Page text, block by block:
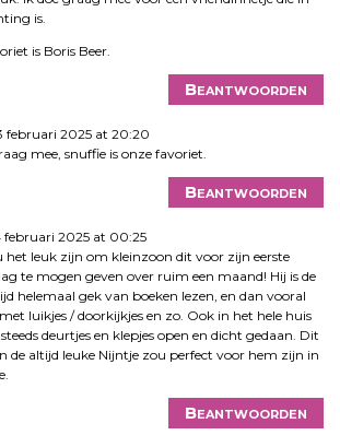
is.
is Boris Beer.
Beantwoorden
februari 2025 at 20:20
mee, snuffie is onze favoriet.
Beantwoorden
februari 2025 at 00:25
het leuk zijn om kleinzoon dit voor zijn eerste
te mogen geven over ruim een maand! Hij is de
helemaal gek van boeken lezen, en dan vooral
luikjes / doorkijkjes en zo. Ook in het hele huis
deurtjes en klepjes open en dicht gedaan. Dit
de altijd leuke Nijntje zou perfect voor hem zijn in
Beantwoorden